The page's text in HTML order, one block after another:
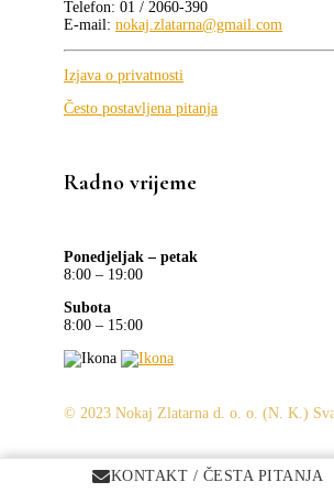
Telefon: 01 / 2060-390
E-mail: nokaj.zlatarna@gmail.com
Izjava o privatnosti
Često postavljena pitanja
Radno vrijeme
Ponedjeljak – petak
8:00 – 19:00
Subota
8:00 – 15:00
© 2023 Nokaj Zlatarna d. o. o. (N. K.) Sva
KONTAKT / ČESTA PITANJA
KONTAKT / ČESTA PITANJA